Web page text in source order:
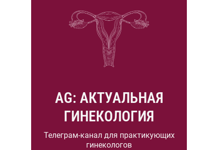
AG: АКТУАЛЬНАЯ
ГИНЕКОЛОГИЯ
Телеграм-канал для практикующих
гинекологов